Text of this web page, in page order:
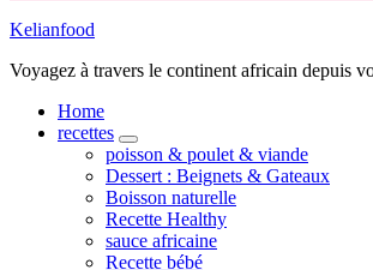
Kelianfood
Voyagez à travers le continent africain depuis
Home
recettes
expand
child
menu
poisson & poulet & viande
Dessert : Beignets & Gateaux
Boisson naturelle
Recette Healthy
sauce africaine
Recette bébé